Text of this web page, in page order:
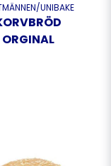
UNIBAKE
ORGINAL